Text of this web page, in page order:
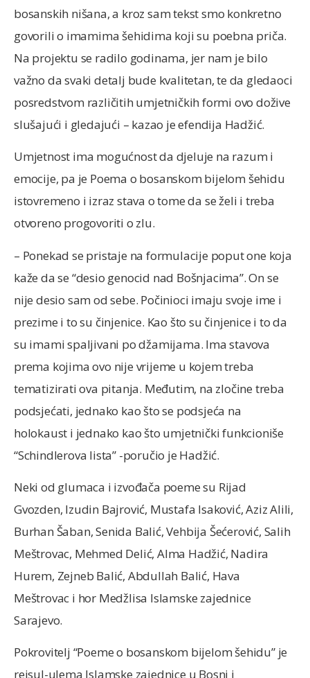
bosanskih nišana, a kroz sam tekst smo konkretno
govorili o imamima šehidima koji su poebna priča.
Na projektu se radilo godinama, jer nam je bilo
važno da svaki detalj bude kvalitetan, te da gledaoci
posredstvom različitih umjetničkih formi ovo dožive
slušajući i gledajući – kazao je efendija Hadžić.
Umjetnost ima mogućnost da djeluje na razum i
emocije, pa je Poema o bosanskom bijelom šehidu
istovremeno i izraz stava o tome da se želi i treba
otvoreno progovoriti o zlu.
– Ponekad se pristaje na formulacije poput one koja
kaže da se “desio genocid nad Bošnjacima”. On se
nije desio sam od sebe. Počinioci imaju svoje ime i
prezime i to su činjenice. Kao što su činjenice i to da
su imami spaljivani po džamijama. Ima stavova
prema kojima ovo nije vrijeme u kojem treba
tematizirati ova pitanja. Međutim, na zločine treba
podsjećati, jednako kao što se podsjeća na
holokaust i jednako kao što umjetnički funkcioniše
“Schindlerova lista” -poručio je Hadžić.
Neki od glumaca i izvođača poeme su Rijad
Gvozden, Izudin Bajrović, Mustafa Isaković, Aziz Alili,
Burhan Šaban, Senida Balić, Vehbija Šećerović, Salih
Meštrovac, Mehmed Delić, Alma Hadžić, Nadira
Hurem, Zejneb Balić, Abdullah Balić, Hava
Meštrovac i hor Medžlisa Islamske zajednice
Sarajevo.
Pokrovitelj “Poeme o bosanskom bijelom šehidu” je
reisul-ulema Islamske zajednice u Bosni i